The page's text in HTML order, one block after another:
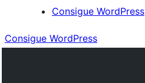
Consigue WordPress
Consigue WordPress